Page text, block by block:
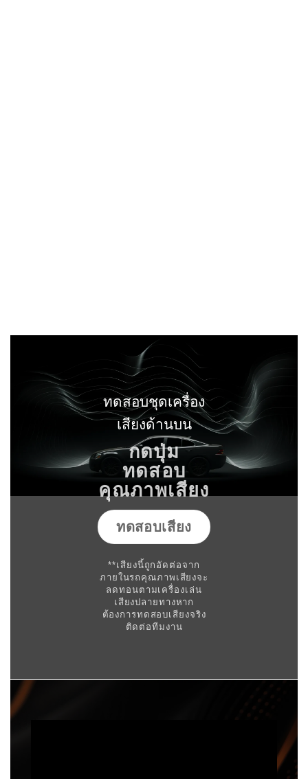
ทดสอบชุดเครื่อง
เสียงด้านบน
กดปุ่ม
ทดสอบ
คุณภาพเสียง
ทดสอบเสียง
**เสียงนี้ถูกอัดต่อจาก
ภายในรถคุณภาพเสียงจะ
ลดทอนตามเครื่องเล่น
เสียงปลายทางหาก
ต้องการทดสอบเสียงจริง
ติดต่อทีมงาน